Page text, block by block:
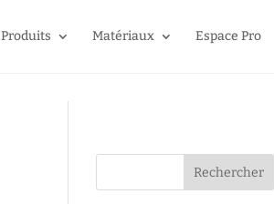
Produits Matériaux Espace Pro